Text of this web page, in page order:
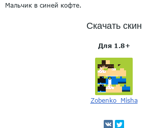
Мальчик в синей кофте.
Скачать скин
Для 1.8+
Zobenko_Misha